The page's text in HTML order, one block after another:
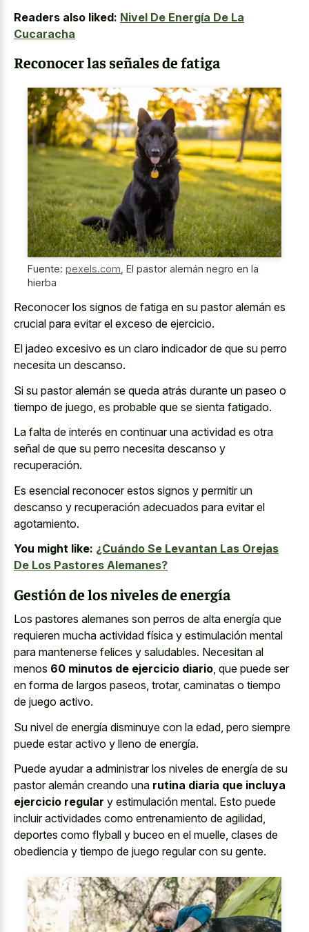
Readers also liked: Nivel De Energía De La
Cucaracha
Reconocer las señales de fatiga
Fuente: pexels.com, El pastor alemán negro en la
hierba
Reconocer los signos de fatiga en su pastor alemán es
crucial para evitar el exceso de ejercicio.
El jadeo excesivo es un claro indicador de que su perro
necesita un descanso.
Si su pastor alemán se queda atrás durante un paseo o
tiempo de juego, es probable que se sienta fatigado.
La falta de interés en continuar una actividad es otra
señal de que su perro necesita descanso y
recuperación.
Es esencial reconocer estos signos y permitir un
descanso y recuperación adecuados para evitar el
agotamiento.
You might like: ¿Cuándo Se Levantan Las Orejas
De Los Pastores Alemanes?
Gestión de los niveles de energía
Los pastores alemanes son perros de alta energía que
requieren mucha actividad física y estimulación mental
para mantenerse felices y saludables. Necesitan al
menos 60 minutos de ejercicio diario, que puede ser
en forma de largos paseos, trotar, caminatas o tiempo
de juego activo.
Su nivel de energía disminuye con la edad, pero siempre
puede estar activo y lleno de energía.
Puede ayudar a administrar los niveles de energía de su
pastor alemán creando una rutina diaria que incluya
ejercicio regular y estimulación mental. Esto puede
incluir actividades como entrenamiento de agilidad,
deportes como flyball y buceo en el muelle, clases de
obediencia y tiempo de juego regular con su gente.